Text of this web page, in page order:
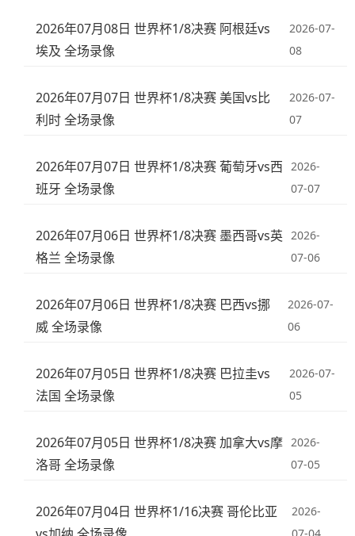
2026年07月08日 世界杯1/8决赛 阿根廷vs
埃及 全场录像
2026-07-
08
2026年07月07日 世界杯1/8决赛 美国vs比
利时 全场录像
2026-07-
07
2026年07月07日 世界杯1/8决赛 葡萄牙vs西
班牙 全场录像
2026-
07-07
2026年07月06日 世界杯1/8决赛 墨西哥vs英
格兰 全场录像
2026-
07-06
2026年07月06日 世界杯1/8决赛 巴西vs挪
威 全场录像
2026-07-
06
2026年07月05日 世界杯1/8决赛 巴拉圭vs
法国 全场录像
2026-07-
05
2026年07月05日 世界杯1/8决赛 加拿大vs摩
洛哥 全场录像
2026-
07-05
2026年07月04日 世界杯1/16决赛 哥伦比亚
2026-